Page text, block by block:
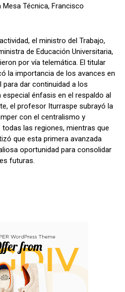
Técnica, Francisco
el ministro del Trabajo,
de Educación Universitaria,
por vía telemática. El titular
la importancia de los avances en
dar continuidad a los
énfasis en el respaldo al
el profesor Iturraspe subrayó la
con el centralismo y
las regiones, mientras que
que esta primera avanzada
oportunidad para consolidar
futuras.